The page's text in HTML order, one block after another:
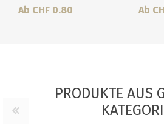
Ab CHF 0.80
Ab
PRODUKTE AUS